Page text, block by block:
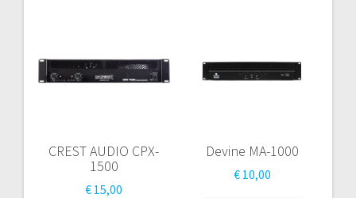
CREST AUDIO CPX-
1500
€ 15,00
Devine MA-1000
€10,00